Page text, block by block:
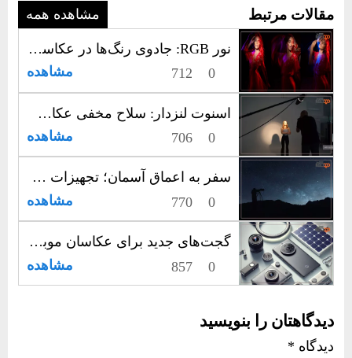
مقالات مرتبط مشاهده همه
نور RGB: جادوی رنگ‌ها در عکاسی حرفه‌ای – از تکنیک‌های پایه تا خلاقیت‌های نامحدود
0
712 مشاهده
اسنوت لنزدار: سلاح مخفی عکاسان برای نورپردازی حرفه ای و خلاقانه
0
706 مشاهده
سفر به اعماق آسمان؛ تجهیزات ضروری برای عکاسی فضایی و نجومی
0
770 مشاهده
گجت‌های جدید برای عکاسان موبایل در سال ۲۰۲۵
0
857 مشاهده
دیدگاهتان را بنویسید
دیدگاه *